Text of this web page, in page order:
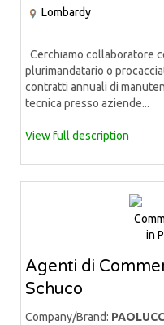
Lombardy
Cerchiamo collaboratore
plurimandatario o
contratti annuali di
tecnica presso aziende...
View full description
Agenti di
Schuco
Company/Brand: